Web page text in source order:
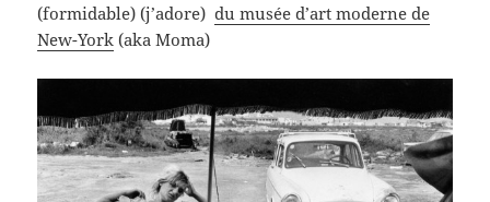
(formidable) (j’adore)du musée d’art moderne de
New-York (aka Moma)